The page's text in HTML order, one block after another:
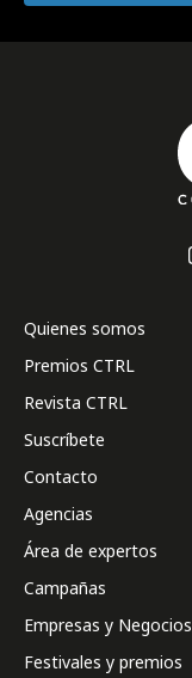
Quienes somos
Premios CTRL
Revista CTRL
Suscríbete
Contacto
Agencias
Área de expertos
Campañas
Empresas y Negocios
Festivales y premios